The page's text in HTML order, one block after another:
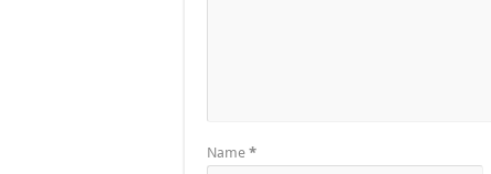
Name *